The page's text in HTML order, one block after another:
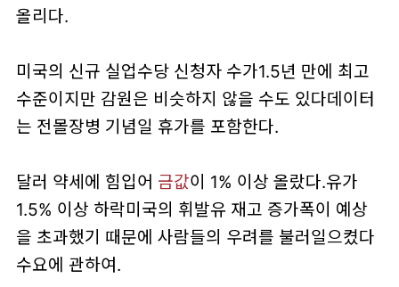
올리다.
미국의 신규 실업수당 신청자 수가1.5년 만에 최고
수준이지만 감원은 비슷하지 않을 수도 있다데이터
는 전몰장병 기념일 휴가를 포함한다.
달러 약세에 힘입어 금값이 1% 이상 올랐다.유가
1.5% 이상 하락미국의 휘발유 재고 증가폭이 예상
을 초과했기 때문에 사람들의 우려를 불러일으켰다
수요에 관하여.